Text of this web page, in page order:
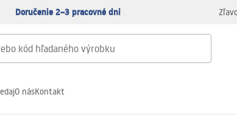
Doručenie 2–3 pracovné dni
O násKontakt